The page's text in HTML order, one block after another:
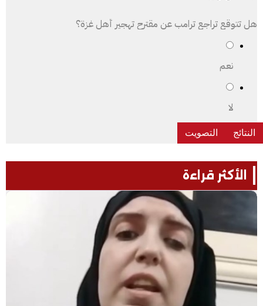
هل تتوقع تراجع ترامب عن مقترح تهجير أهل غزة؟
نعم
لا
الأكثر قراءة